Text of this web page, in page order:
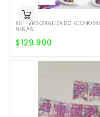
KIT PERSONALIZADO
NIÑAS
$129.900